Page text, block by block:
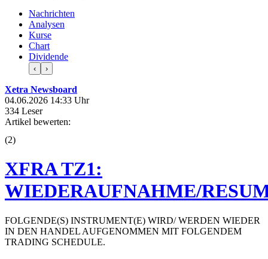
Nachrichten
Analysen
Kurse
Chart
Dividende
‹ ›
Xetra Newsboard
04.06.2026 14:33 Uhr
334 Leser
Artikel bewerten:
(2)
XFRA TZ1:
WIEDERAUFNAHME/
FOLGENDE(S) INSTRUMENT(E) WIRD/ WERDEN WIEDER
IN DEN HANDEL AUFGENOMMEN MIT FOLGENDEM
TRADING SCHEDULE.